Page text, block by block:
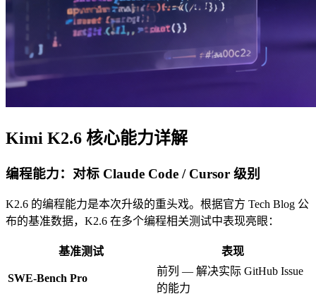
Kimi K2.6 核心能力详解
编程能力：对标 Claude Code / Cursor 级别
K2.6 的编程能力是本次升级的重头戏。根据官方 Tech Blog 公
布的基准数据，K2.6 在多个编程相关测试中表现亮眼：
基准测试 表现
SWE-Bench Pro
前列 — 解决实际 GitHub Issue
的能力